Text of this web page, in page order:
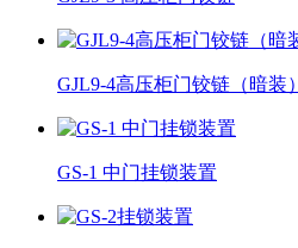
GJL9-4高压柜门铰链（暗装）
GS-1 中门挂锁装置